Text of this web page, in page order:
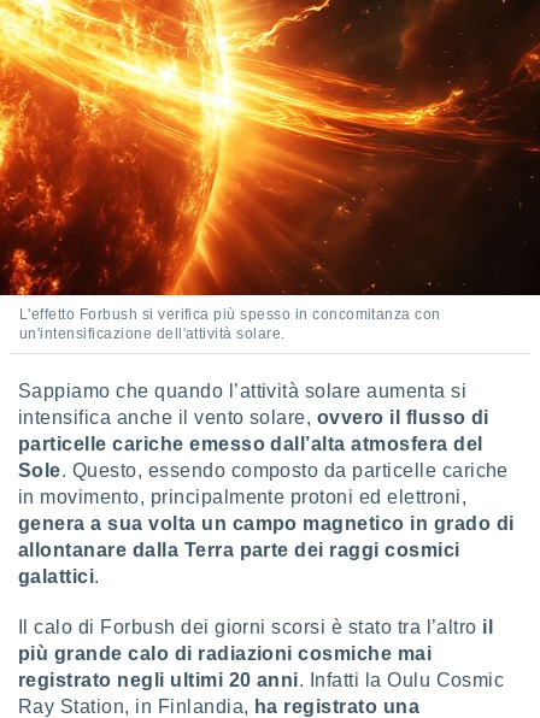
e
quali la
su
web,
e
di
dati
al quale
tuo
dei
facendo
" o
sito
L'effetto Forbush si verifica più spesso in concomitanza con
un'intensificazione dell'attività solare.
Sappiamo che quando l’attività solare aumenta si
intensifica anche il vento solare, ovvero il flusso di
particelle cariche emesso dall’alta atmosfera del
Sole. Questo, essendo composto da particelle cariche
in movimento, principalmente protoni ed elettroni,
genera a sua volta un campo magnetico in grado di
allontanare dalla Terra parte dei raggi cosmici
galattici.
Il calo di Forbush dei giorni scorsi è stato tra l’altro il
più grande calo di radiazioni cosmiche mai
registrato negli ultimi 20 anni. Infatti la Oulu Cosmic
Ray Station, in Finlandia, ha registrato una